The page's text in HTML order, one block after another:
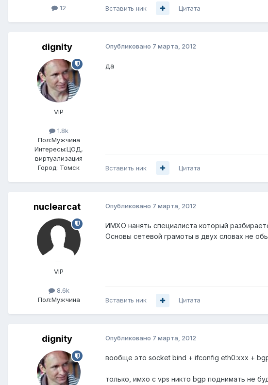
12 Вставить ник Цитата
dignity
VIP
1.8k
Пол:Мужчина
Интересы:ЦОД,
виртуализация
Город: Томск
Опубликовано 7 марта, 2012
да
Вставить ник Цитата
nuclearcat
VIP
8.6k
Пол:Мужчина
Опубликовано 7 марта, 2012
ИМХО нанять специалиста который
Основы сетевой грамоты в двух словах не
Вставить ник Цитата
dignity Опубликовано 7 марта, 2012
вообще это socket bind + ifconfig eth0:xxx +
только, имхо с vps никто bgp поднимать не